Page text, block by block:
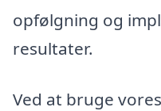
opfølgning og
resultater.
Ved at bruge